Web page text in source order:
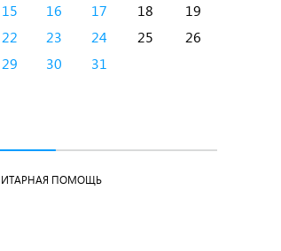
15 16 17 18
19
22 23 24 25
26
29 30 31
ПОМОЩЬ